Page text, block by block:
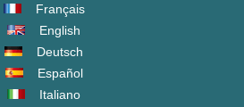
Français
English
Deutsch
Español
Italiano